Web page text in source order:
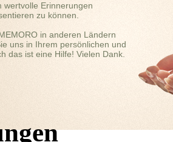
wertvolle Erinnerungen
zu können.
in anderen Ländern
uns in Ihrem persönlichen und
das ist eine Hilfe! Vielen Dank.